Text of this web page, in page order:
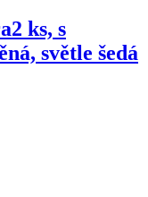
2 ks, s
světle šedá